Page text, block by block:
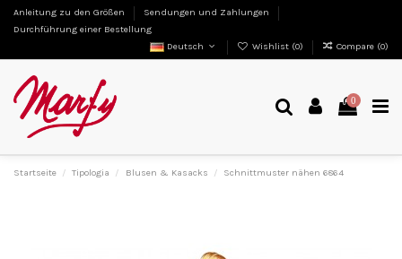
Anleitung zu den Größen
Sendungen und Zahlungen
Durchführung einer Bestellung
Deutsch
Wishlist (0) Compare (0)
0
Startseite Tipologia Blusen & Kasacks Schnittmuster nähen 6864